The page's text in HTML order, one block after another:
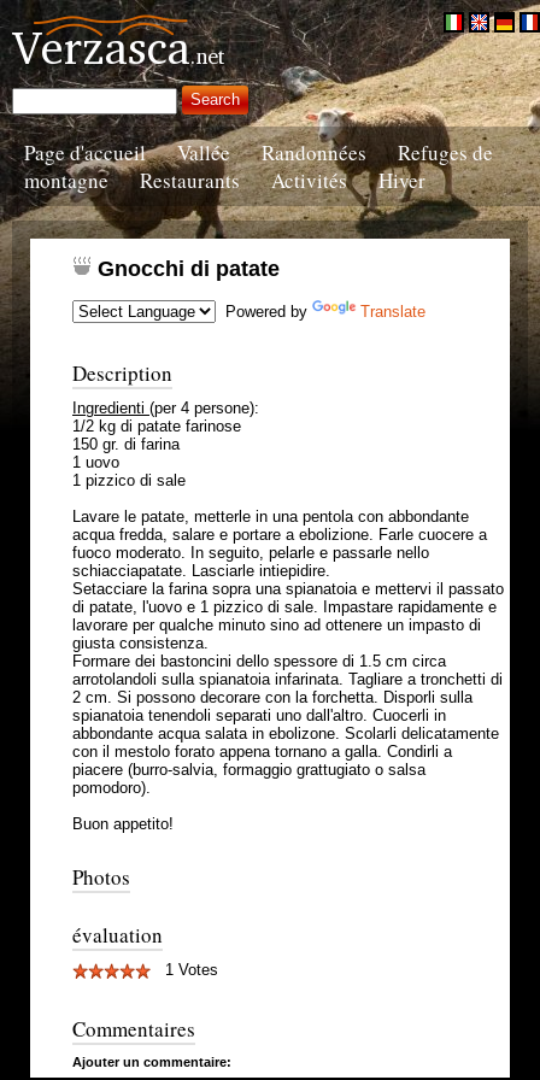
Page d'accueil Vallée Randonnées
Refuges de
montagne
Restaurants Activités Hiver
Gnocchi di patate
Powered by Translate
Description
Ingredienti (per 4 persone):
1/2 kg di patate farinose
150 gr. di farina
1 uovo
1 pizzico di sale
Lavare le patate, metterle in una pentola con abbondante
acqua fredda, salare e portare a ebolizione. Farle cuocere a
fuoco moderato. In seguito, pelarle e passarle nello
schiacciapatate. Lasciarle intiepidire.
Setacciare la farina sopra una spianatoia e mettervi il passato
di patate, l'uovo e 1 pizzico di sale. Impastare rapidamente e
lavorare per qualche minuto sino ad ottenere un impasto di
giusta consistenza.
Formare dei bastoncini dello spessore di 1.5 cm circa
arrotolandoli sulla spianatoia infarinata. Tagliare a tronchetti di
2 cm. Si possono decorare con la forchetta. Disporli sulla
spianatoia tenendoli separati uno dall'altro. Cuocerli in
abbondante acqua salata in ebolizone. Scolarli delicatamente
con il mestolo forato appena tornano a galla. Condirli a
piacere (burro-salvia, formaggio grattugiato o salsa
pomodoro).
Buon appetito!
Photos
évaluation
1 Votes
Commentaires
Ajouter un commentaire: